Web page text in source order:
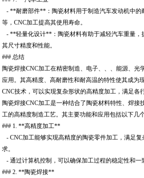
- **耐磨部件**：陶瓷材料用于制造汽车发动机中的
等，CNC加工提高其使用寿命。
- **轻量化设计**：陶瓷材料有助于减轻汽车重量，
其尺寸精度和性能。
### 总结
陶瓷焊接CNC加工在精密制造、电子、、、能源、光
应用。其高精度、高耐磨性和耐高温的特性使其成为
CNC技术，可以实现复杂形状的高精度加工，满足各
陶瓷焊接CNC加工是一种结合了陶瓷材料特性、焊接
工的高精度制造工艺。其主要功能和应用包括以下几
### 1. **高精度加工**
- CNC加工能够实现高精度的陶瓷零件加工，满足
求。
- 通过计算机控制，可以确保加工过程的稳定性和一
### 2. **陶瓷焊接**